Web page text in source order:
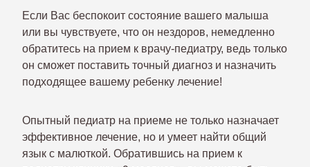
Если Вас беспокоит состояние вашего малыша
или вы чувствуете, что он нездоров, немедленно
обратитесь на прием к врачу-педиатру, ведь только
он сможет поставить точный диагноз и назначить
подходящее вашему ребенку лечение!
Опытный педиатр на приеме не только назначает
эффективное лечение, но и умеет найти общий
язык с малюткой. Обратившись на прием к